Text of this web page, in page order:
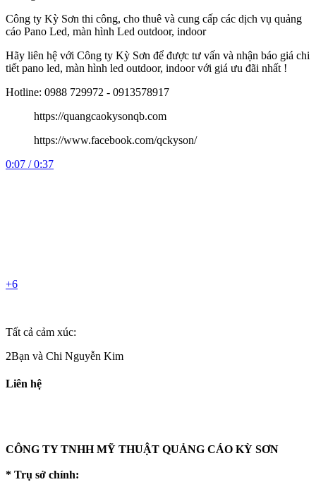
Công ty Kỳ Sơn thi công, cho thuê và cung cấp các dịch vụ quảng
cáo Pano Led, màn hình Led outdoor, indoor
Hãy liên hệ với Công ty Kỳ Sơn để được tư vấn và nhận báo giá chi
tiết pano led, màn hình led outdoor, indoor với giá ưu đãi nhất !
Hotline: 0988 729972 - 0913578917
https://quangcaokysonqb.com
https://www.facebook.com/qckyson/
0:07 / 0:37
+6
Tất cả cảm xúc:
2Bạn và Chi Nguyễn Kim
Liên hệ
CÔNG TY TNHH MỸ THUẬT QUẢNG CÁO KỲ SƠN
* Trụ sở chính: